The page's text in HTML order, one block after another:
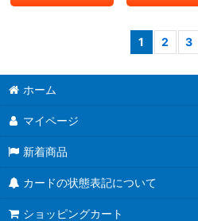
1 2 3
ホーム
マイページ
新着商品
カードの状態表記について
ショッピングカート